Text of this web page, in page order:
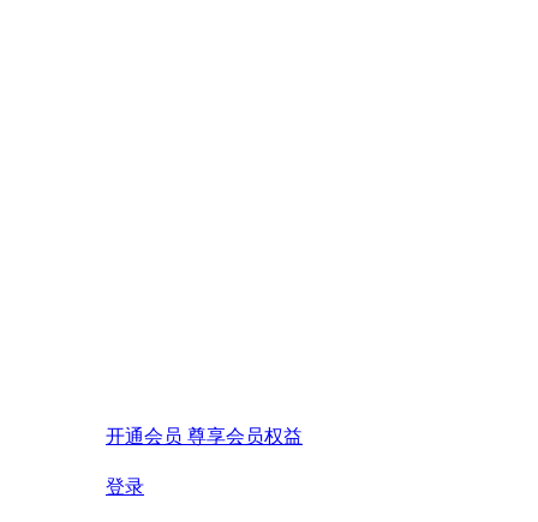
开通会员 尊享会员权益
登录